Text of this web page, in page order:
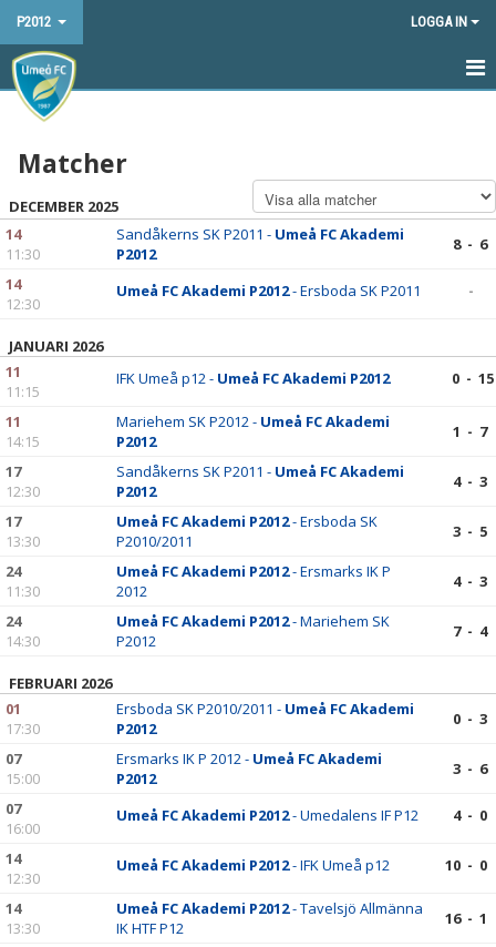
P2012 LOGGA IN
HEM
NYHETER
KALENDER
MATCHER
TRUPPEN
BILDGALLERI
DOKUMENT
KONTAKT
Matcher
DECEMBER 2025
14
11:30
Sandåkerns SK P2011 - Umeå FC Akademi
P2012
8 - 6
14
12:30
Umeå FC Akademi P2012- Ersboda SK P2011 -
JANUARI 2026
11
11:15
IFK Umeå p12 - Umeå FC Akademi P2012 0 - 15
11
14:15
Mariehem SK P2012 - Umeå FC Akademi
P2012
1 - 7
17
12:30
Sandåkerns SK P2011 - Umeå FC Akademi
P2012
4 - 3
17
13:30
Umeå FC Akademi P2012- Ersboda SK
P2010/2011
3 - 5
24
11:30
Umeå FC Akademi P2012- Ersmarks IK P
2012
4 - 3
24
14:30
Umeå FC Akademi P2012- Mariehem SK
P2012
7 - 4
FEBRUARI 2026
01
17:30
Ersboda SK P2010/2011 - Umeå FC Akademi
P2012
0 - 3
07
15:00
Ersmarks IK P 2012 - Umeå FC Akademi
P2012
3 - 6
07
16:00
Umeå FC Akademi P2012- Umedalens IF P12 4 - 0
14
12:30
Umeå FC Akademi P2012- IFK Umeå p12 10 - 0
14
13:30
Umeå FC Akademi P2012- Tavelsjö Allmänna
IK HTF P12
16 - 1